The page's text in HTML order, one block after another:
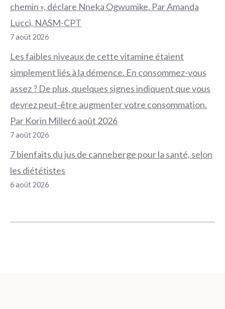
chemin », déclare Nneka Ogwumike. Par Amanda
Lucci, NASM-CPT
7 août 2026
Les faibles niveaux de cette vitamine étaient
simplement liés à la démence. En consommez-vous
assez ? De plus, quelques signes indiquent que vous
devrez peut-être augmenter votre consommation.
Par Korin Miller6 août 2026
7 août 2026
7 bienfaits du jus de canneberge pour la santé, selon
les diététistes
6 août 2026